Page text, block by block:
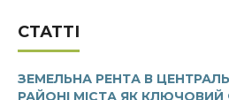
СТАТТІ
ЗЕМЕЛЬНА РЕНТА В
РАЙОНІ МІСТА ЯК